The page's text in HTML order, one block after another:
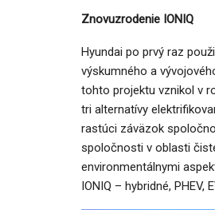
Znovuzrodenie IONIQ
Hyundai po prvý raz
výskumného a
tohto projektu vznikol v
tri alternatívy
rastúci záväzok
spoločnosti v oblasti
environmentálnymi
IONIQ – hybridné,
Nový
gény